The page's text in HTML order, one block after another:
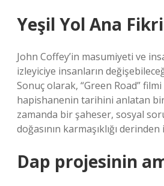
Yeşil Yol Ana
John Coffey’in masumiyeti ve
izleyiciye insanların
Sonuç olarak, “Green Road”
hapishanenin tarihini anlatan bir
zamanda bir şaheser, sosyal
doğasının karmaşıklığı
Dap projesinin